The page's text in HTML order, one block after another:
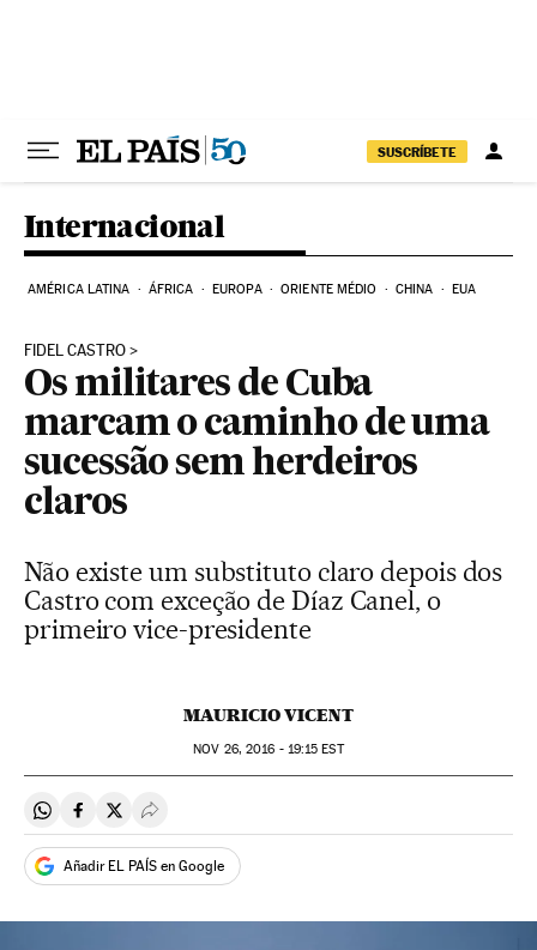
SUSCRÍBETE
Internacional
AMÉRICA LATINA ÁFRICA EUROPA ORIENTE MÉDIO CHINA EUA
FIDEL CASTRO
Os militares de Cuba
marcam o caminho de uma
sucessão sem herdeiros
claros
Não existe um substituto claro depois dos
Castro com exceção de Díaz Canel, o
primeiro vice-presidente
MAURICIO VICENT
NOV 26, 2016 - 19:15 EST
Compartir en Whatsapp
Compartir en Facebook
Compartir en Twitter
Desplegar Redes Sociales
Añadir EL PAÍS en Google